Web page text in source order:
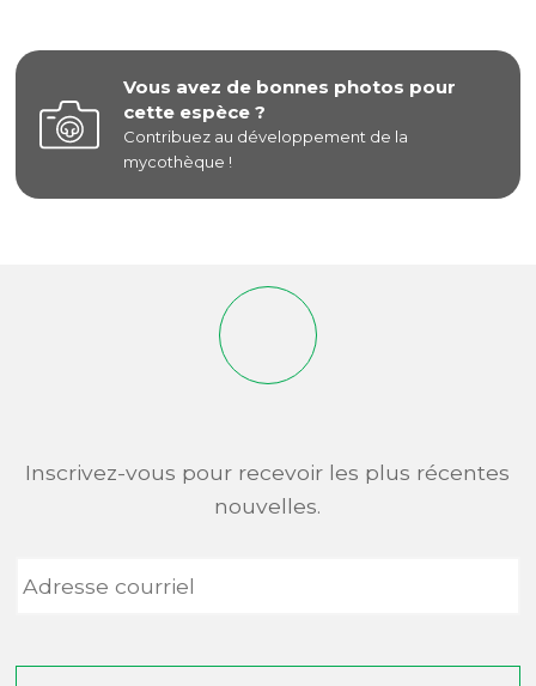
Vous avez de bonnes photos pour
cette espèce ?
Contribuez au développement de la
mycothèque !
Inscrivez-vous pour recevoir les plus récentes
nouvelles.